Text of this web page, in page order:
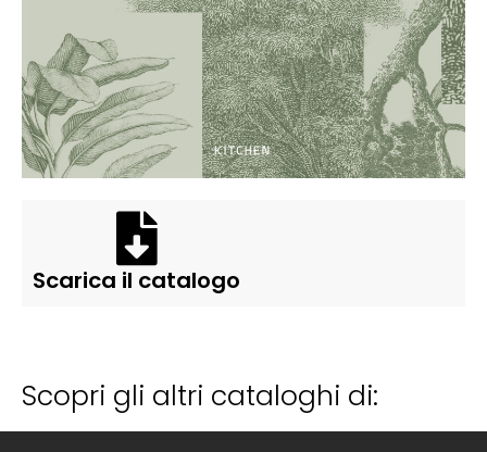
Scarica il catalogo
Scopri gli altri cataloghi di: